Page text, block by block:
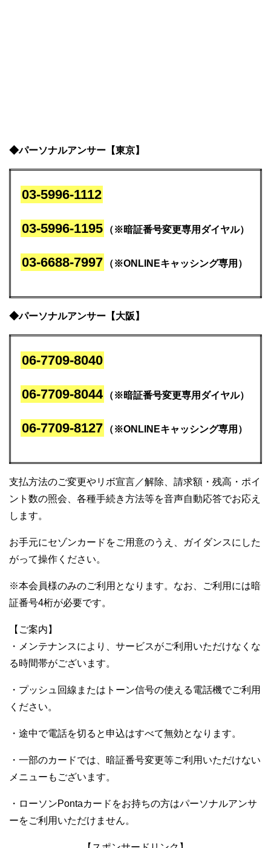
◆パーソナルアンサー【東京】
03-5996-1112
03-5996-1195 （※暗証番号変更専用ダイヤル）
03-6688-7997 （※ONLINEキャッシング専用）
◆パーソナルアンサー【大阪】
06-7709-8040
06-7709-8044 （※暗証番号変更専用ダイヤル）
06-7709-8127 （※ONLINEキャッシング専用）
支払方法のご変更やリボ宣言／解除、請求額・残高・ポイ
ント数の照会、各種手続き方法等を音声自動応答でお応え
します。
お手元にセゾンカードをご用意のうえ、ガイダンスにした
がって操作ください。
※本会員様のみのご利用となります。なお、ご利用には暗
証番号4桁が必要です。
【ご案内】
・メンテナンスにより、サービスがご利用いただけなくな
る時間帯がございます。
・プッシュ回線またはトーン信号の使える電話機でご利用
ください。
・途中で電話を切ると申込はすべて無効となります。
・一部のカードでは、暗証番号変更等ご利用いただけない
メニューもございます。
・ローソンPontaカードをお持ちの方はパーソナルアンサ
ーをご利用いただけません。